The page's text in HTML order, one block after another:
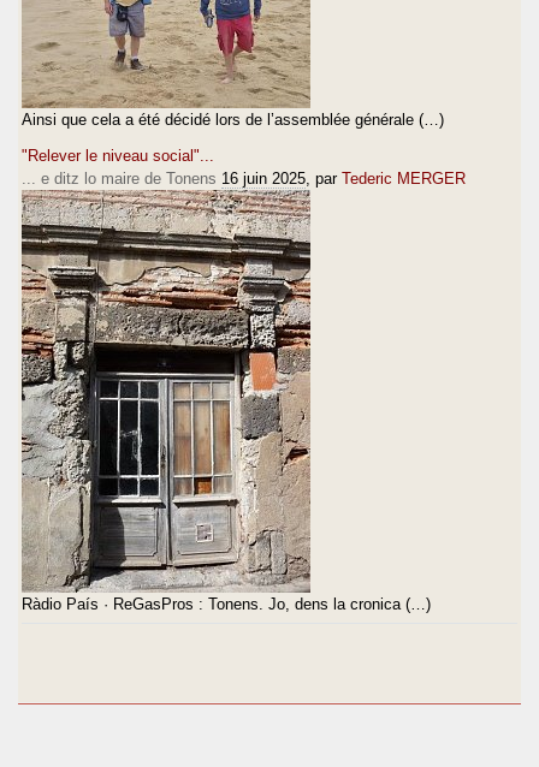
Ainsi que cela a été décidé lors de l’assemblée générale (…)
"Relever le niveau social"...
... e ditz lo maire de Tonens 16 juin 2025 , par Tederic MERGER
Ràdio País · ReGasPros : Tonens. Jo, dens la cronica (…)